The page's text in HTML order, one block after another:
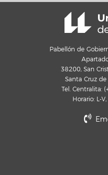
Pabellón de
38200, San
Santa Cruz de
Tel. Centralita:
Horario: L-